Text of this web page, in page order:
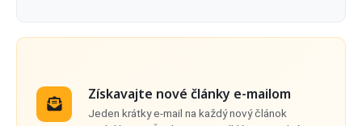
Získavajte nové články e-mailom
Jeden krátky e-mail na každý nový článok